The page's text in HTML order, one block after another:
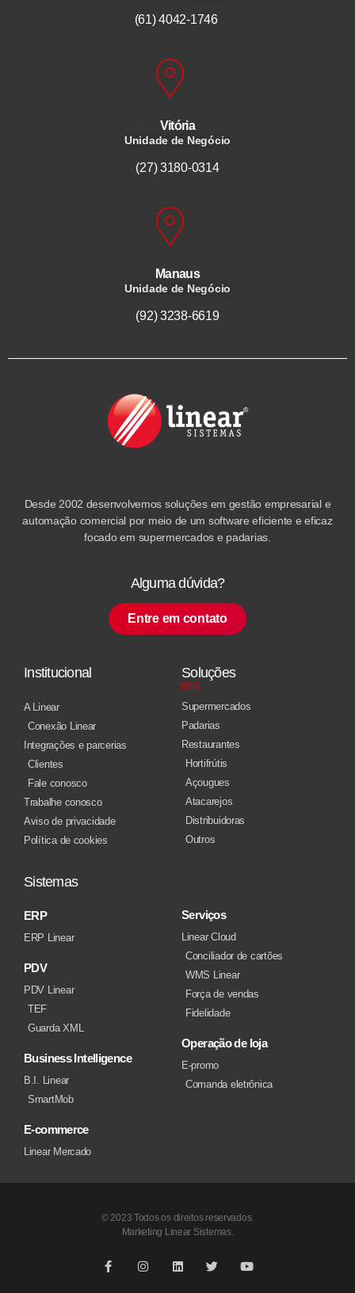
(61) 4042-1746
Vitória
Unidade de Negócio
(27) 3180-0314
Manaus
Unidade de Negócio
(92) 3238-6619
Desde 2002 desenvolvemos soluções em gestão empresarial e
automação comercial por meio de um software eficiente e eficaz
focado em supermercados e padarias.
Alguma dúvida?
Entre em contato
Institucional
A Linear
Conexão Linear
Integrações e parcerias
Clientes
Fale conosco
Trabalhe conosco
Aviso de privacidade
Política de cookies
Soluções
para
Supermercados
Padarias
Restaurantes
Hortifrútis
Açougues
Atacarejos
Distribuidoras
Outros
Sistemas
ERP
ERP Linear
PDV
PDV Linear
TEF
Guarda XML
Business Intelligence
B.I. Linear
SmartMob
E-commerce
Linear Mercado
Serviços
Linear Cloud
Conciliador de cartões
WMS Linear
Força de vendas
Fidelidade
Operação de loja
E-promo
Comanda eletrônica
© 2023 Todos os direitos reservados.
Marketing Linear Sistemas.